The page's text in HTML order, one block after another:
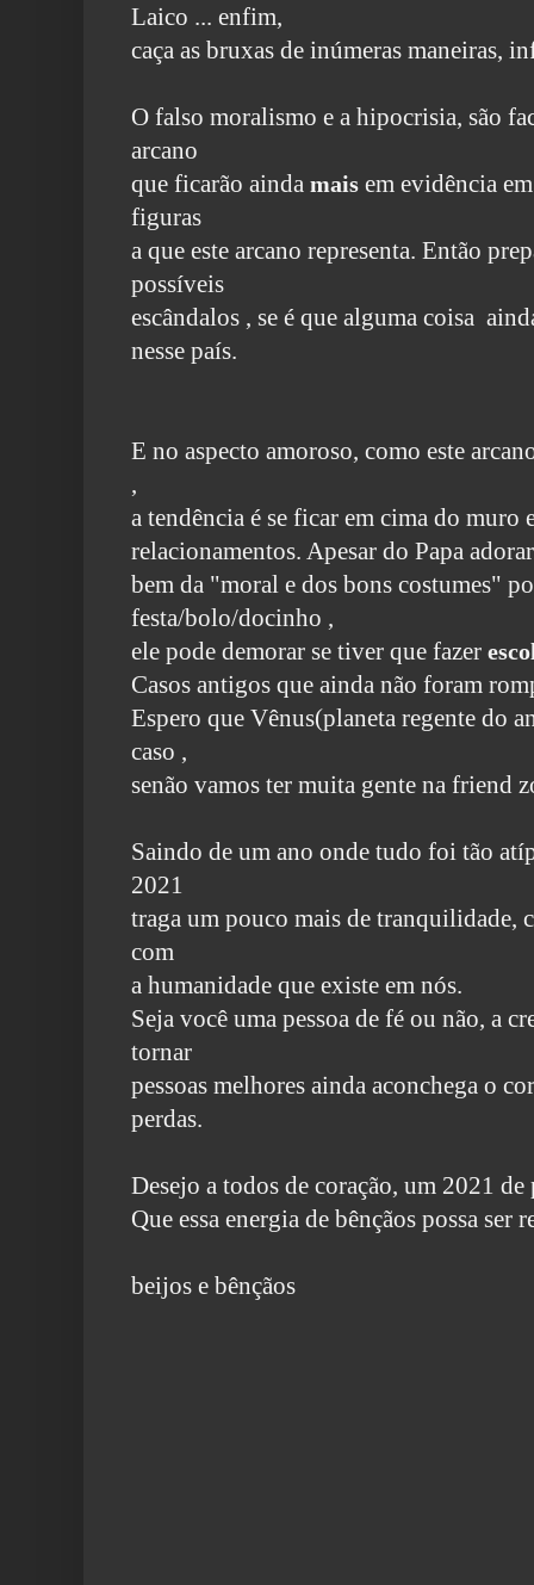
Laico ... enfim,
caça as bruxas de inúmeras maneiras,
O falso moralismo e a hipocrisia, são
arcano
que ficarão ainda mais em evidência
figuras
a que este arcano representa. Então
possíveis
escândalos , se é que alguma coisa
nesse país.
E no aspecto amoroso, como este
,
a tendência é se ficar em cima do muro
relacionamentos. Apesar do Papa
bem da "moral e dos bons costumes"
festa/bolo/docinho ,
ele pode demorar se tiver que fazer
Casos antigos que ainda não foram
Espero que Vênus(planeta regente do
caso ,
senão vamos ter muita gente na friend
Saindo de um ano onde tudo foi tão
2021
traga um pouco mais de tranquilidade,
com
a humanidade que existe em nós.
Seja você uma pessoa de fé ou não, a
tornar
pessoas melhores ainda aconchega o
perdas.
Desejo a todos de coração, um 2021 de
Que essa energia de bênçãos possa ser
beijos e bênçãos